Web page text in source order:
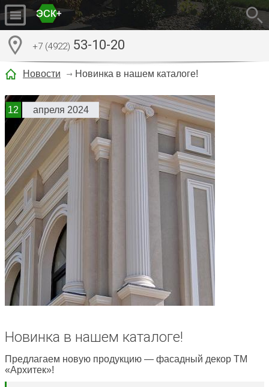
+7 (4922) 53-10-20
Новости Новинка в нашем каталоге!
12 апреля 2024
Новинка в нашем каталоге!
Предлагаем новую продукцию — фасадный декор ТМ
«Архитек»!